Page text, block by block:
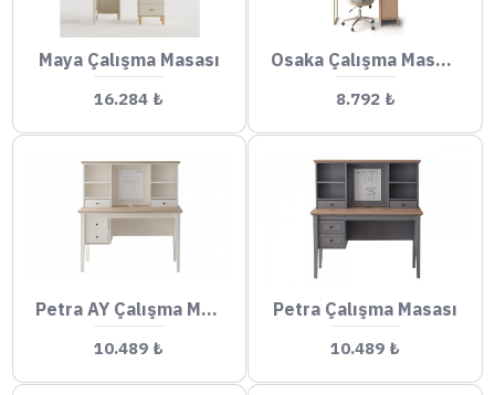
Maya Çalışma Masası
16.284 ₺
Osaka Çalışma Masası
8.792 ₺
Petra AY Çalışma Masası
10.489 ₺
Petra Çalışma Masası
10.489 ₺